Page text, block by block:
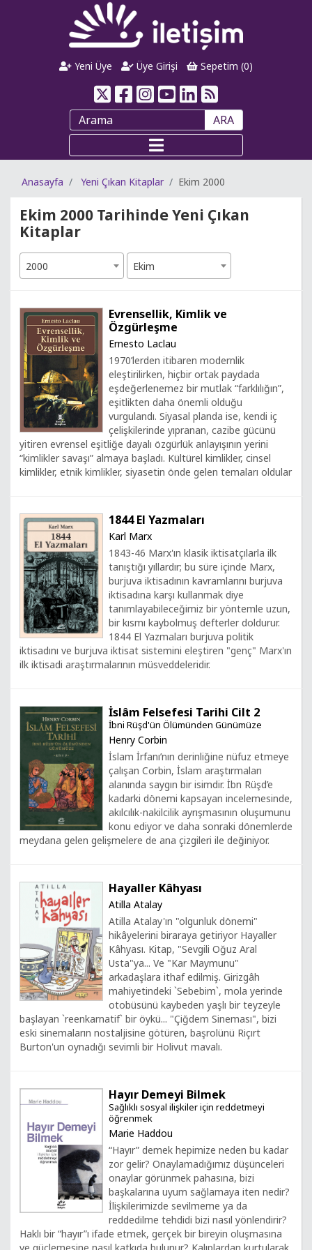
Yeni Üye Üye Girişi Sepetim (0)
ARA
Anasayfa Yeni Çıkan Kitaplar Ekim 2000
Ekim 2000 Tarihinde Yeni Çıkan
Kitaplar
2000 Ekim
Evrensellik, Kimlik ve
Özgürleşme
Ernesto Laclau
1970’lerden itibaren modernlik
eleştirilirken, hiçbir ortak paydada
eşdeğerlenemez bir mutlak “farklılığın”,
eşitlikten daha önemli olduğu
vurgulandı. Siyasal planda ise, kendi iç
çelişkilerinde yıpranan, cazibe gücünü
yitiren evrensel eşitliğe dayalı özgürlük anlayışının yerini
“kimlikler savaşı” almaya başladı. Kültürel kimlikler, cinsel
kimlikler, etnik kimlikler, siyasetin önde gelen temaları oldular
1844 El Yazmaları
Karl Marx
1843-46 Marx'ın klasik iktisatçılarla ilk
tanıştığı yıllardır; bu süre içinde Marx,
burjuva iktisadının kavramlarını burjuva
iktisadına karşı kullanmak diye
tanımlayabileceğimiz bir yöntemle uzun,
bir kısmı kaybolmuş defterler doldurur.
1844 El Yazmaları burjuva politik
iktisadını ve burjuva iktisat sistemini eleştiren "genç" Marx'ın
ilk iktisadi araştırmalarının müsveddeleridir.
İslâm Felsefesi Tarihi Cilt 2
İbni Rüşd'ün Ölümünden Günümüze
Henry Corbin
İslam İrfanı’nın derinliğine nüfuz etmeye
çalışan Corbin, İslam araştırmaları
alanında saygın bir isimdir. İbn Rüşd’e
kadarki dönemi kapsayan incelemesinde,
akılcılık-nakilcilik ayrışmasının oluşumunu
konu ediyor ve daha sonraki dönemlerde
meydana gelen gelişmelere de ana çizgileri ile değiniyor.
Hayaller Kâhyası
Atilla Atalay
Atilla Atalay'ın "olgunluk dönemi"
hikâyelerini biraraya getiriyor Hayaller
Kâhyası. Kitap, "Sevgili Oğuz Aral
Usta"ya... Ve "Kar Maymunu"
arkadaşlara ithaf edilmiş. Girizgâh
mahiyetindeki `Sebebim`, mola yerinde
otobüsünü kaybeden yaşlı bir teyzeyle
başlayan `reenkarnatif` bir öykü... "Çiğdem Sineması", bizi
eski sinemaların nostaljisine götüren, başrolünü Riçırt
Burton'un oynadığı sevimli bir Holivut mavalı.
Hayır Demeyi Bilmek
Sağlıklı sosyal ilişkiler için reddetmeyi
öğrenmek
Marie Haddou
“Hayır” demek hepimize neden bu kadar
zor gelir? Onaylamadığımız düşünceleri
onaylar görünmek pahasına, bizi
başkalarına uyum sağlamaya iten nedir?
İlişkilerimizde sevilmeme ya da
reddedilme tehdidi bizi nasıl yönlendirir?
Haklı bir “hayır”ı ifade etmek, gerçek bir bireyin oluşmasına